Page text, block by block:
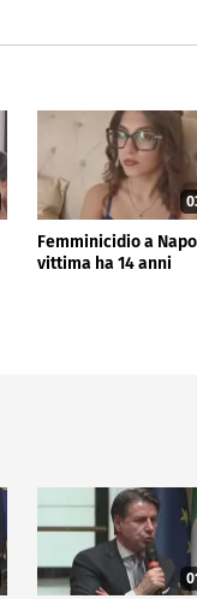
Femminicidio a
vittima ha 14 anni